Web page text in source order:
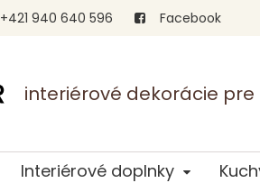
interiérové dekorácie
+421 940 640 596 Facebook
Interiérové doplnky